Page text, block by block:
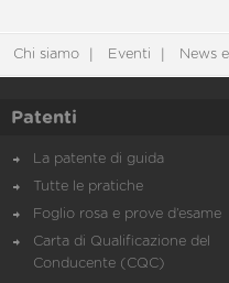
Chi siamo Eventi News
Patenti
La patente di guida
Tutte le pratiche
Foglio rosa e prove d’esame
Carta di Qualificazione del
Conducente (CQC)